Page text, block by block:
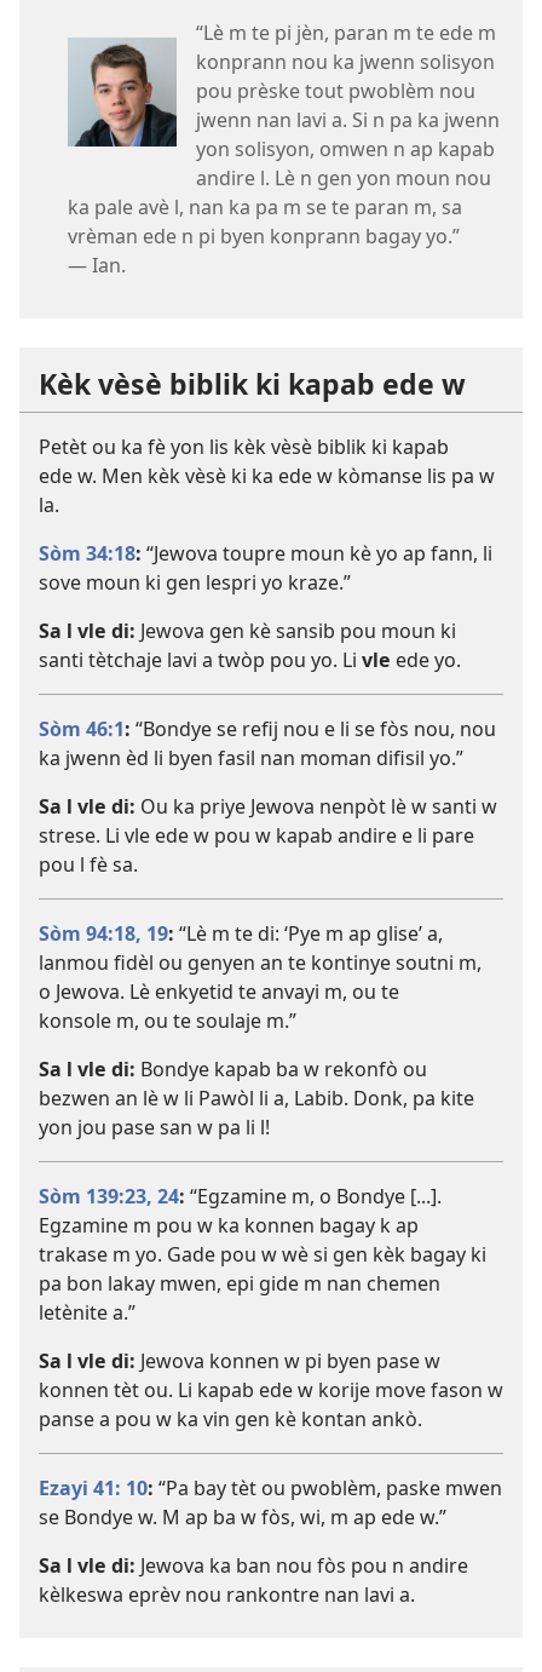
“Lè m te pi jèn, paran m te ede m
konprann nou ka jwenn solisyon
pou prèske tout pwoblèm nou
jwenn nan lavi a. Si n pa ka jwenn
yon solisyon, omwen n ap kapab
andire l. Lè n gen yon moun nou
ka pale avè l, nan ka pa m se te paran m, sa
vrèman ede n pi byen konprann bagay yo.”
— Ian.
Kèk vèsè biblik ki kapab ede w
Petèt ou ka fè yon lis kèk vèsè biblik ki kapab
ede w. Men kèk vèsè ki ka ede w kòmanse lis pa w
la.
Sòm 34:18: “Jewova toupre moun kè yo ap fann, li
sove moun ki gen lespri yo kraze.”
Sa l vle di: Jewova gen kè sansib pou moun ki
santi tètchaje lavi a twòp pou yo. Li vle ede yo.
Sòm 46:1: “Bondye se refij nou e li se fòs nou, nou
ka jwenn èd li byen fasil nan moman difisil yo.”
Sa l vle di: Ou ka priye Jewova nenpòt lè w santi w
strese. Li vle ede w pou w kapab andire e li pare
pou l fè sa.
Sòm 94:18, 19: “Lè m te di: ‘Pye m ap glise’ a,
lanmou fidèl ou genyen an te kontinye soutni m,
o Jewova. Lè enkyetid te anvayi m, ou te
konsole m, ou te soulaje m.”
Sa l vle di: Bondye kapab ba w rekonfò ou
bezwen an lè w li Pawòl li a, Labib. Donk, pa kite
yon jou pase san w pa li l!
Sòm 139:23, 24: “Egzamine m, o Bondye [...].
Egzamine m pou w ka konnen bagay k ap
trakase m yo. Gade pou w wè si gen kèk bagay ki
pa bon lakay mwen, epi gide m nan chemen
letènite a.”
Sa l vle di: Jewova konnen w pi byen pase w
konnen tèt ou. Li kapab ede w korije move fason w
panse a pou w ka vin gen kè kontan ankò.
Ezayi 41: 10: “Pa bay tèt ou pwoblèm, paske mwen
se Bondye w. M ap ba w fòs, wi, m ap ede w.”
Sa l vle di: Jewova ka ban nou fòs pou n andire
kèlkeswa eprèv nou rankontre nan lavi a.